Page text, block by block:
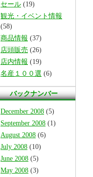
セール (19)
観光・イベント情報
(58)
商品情報 (37)
店頭販売 (26)
店内情報 (19)
名産１００選 (6)
バックナンバー
December 2008 (5)
September 2008 (1)
August 2008 (6)
July 2008 (10)
June 2008 (5)
May 2008 (3)